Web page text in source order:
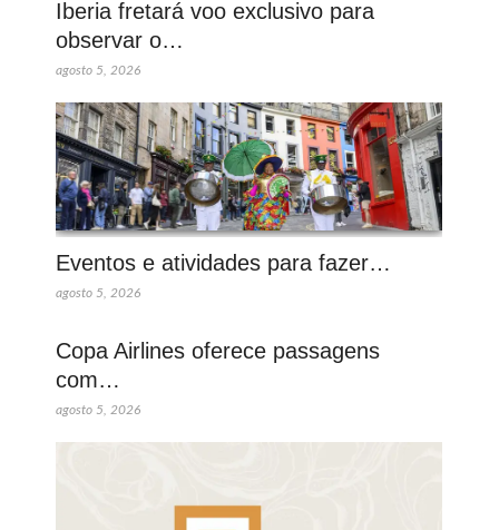
Iberia fretará voo exclusivo para
observar o…
agosto 5, 2026
Eventos e atividades para fazer…
agosto 5, 2026
Copa Airlines oferece passagens
com…
agosto 5, 2026